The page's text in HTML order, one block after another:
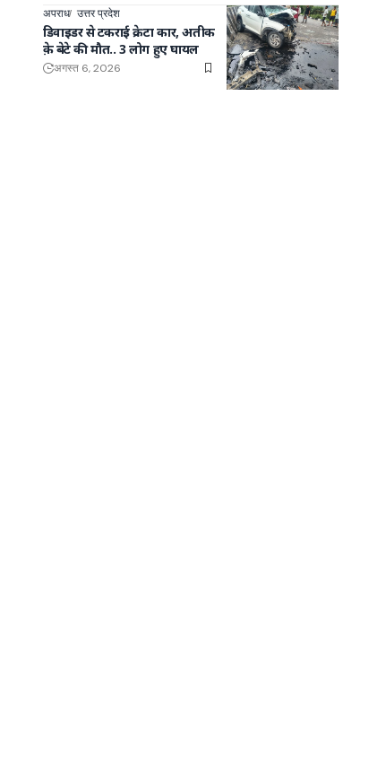
अपराध उत्तर प्रदेश
डिवाइडर से टकराई क्रेटा कार, अतीक
क़े बेटे की मौत.. 3 लोग हुए घायल
अगस्त 6, 2026